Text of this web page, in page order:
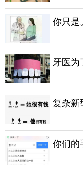
你只是
牙医为
复杂新
你们的